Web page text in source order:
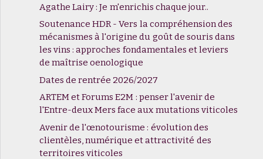
Agathe Lairy : Je m'enrichis chaque jour..
Soutenance HDR - Vers la compréhension des
mécanismes à l'origine du goût de souris dans
les vins : approches fondamentales et leviers
de maîtrise oenologique
Dates de rentrée 2026/2027
ARTEM et Forums E2M : penser l'avenir de
l'Entre-deux Mers face aux mutations viticoles
Avenir de l'œnotourisme : évolution des
clientèles, numérique et attractivité des
territoires viticoles